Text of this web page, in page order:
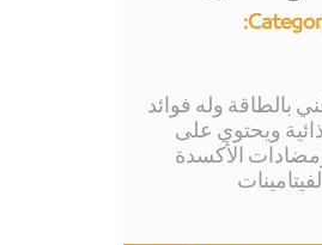
بالطاقة وله فوائد
ويحتوي على
الأكسدة